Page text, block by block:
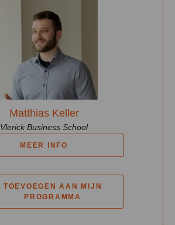
Matthias Keller
Vlerick Business School
MEER INFO
TOEVOEGEN AAN MIJN
PROGRAMMA